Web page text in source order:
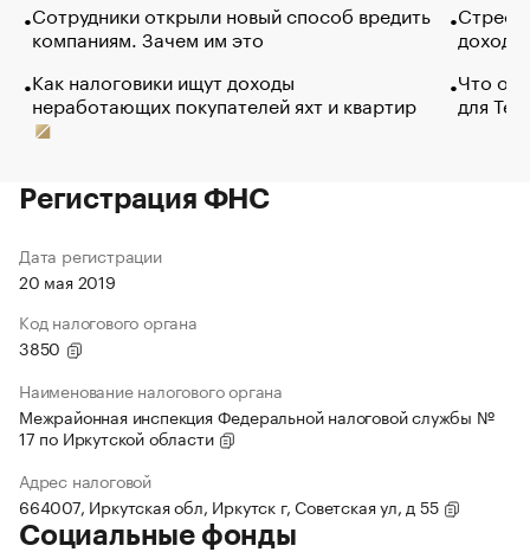
Сотрудники открыли новый способ вредить
компаниям. Зачем им это
Как налоговики ищут доходы
неработающих покупателей яхт и квартир
Что
для
Регистрация ФНС
Дата регистрации
20 мая 2019
Код налогового органа
3850
Наименование налогового органа
Межрайонная инспекция Федеральной налоговой службы №
17 по Иркутской области
Адрес налоговой
664007, Иркутская обл, Иркутск г, Советская ул, д 55
Социальные фонды